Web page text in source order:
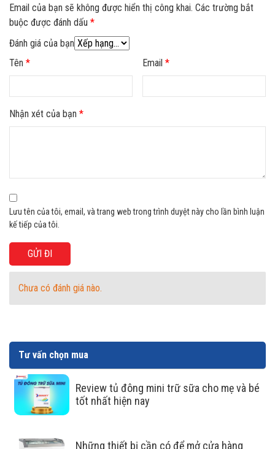
chăng
Dàn lạnh làm bằng nhôm trong Tủ Đông Sanaky VH-888KA có hiệu
quả truyền nhiệt tốt, đẩy nhanh tốc độ làm lạnh. Ngoài ra đây dàn
thành phải chăng.
Email của bạn sẽ không được hiển thị công khai. Các trường bắt
buộc được đánh dấu *
Đánh giá của bạn
Nhận xét của bạn *
Tên * Email*
Lưu tên của tôi, email, và trang web trong trình duyệt này cho lần bình luận
kế tiếp của tôi.
Chưa có đánh giá nào.
Tư vấn chọn mua
Review tủ đông mini trữ sữa cho mẹ và bé
tốt nhất hiện nay
Những thiết bị cần có để mở cửa hàng